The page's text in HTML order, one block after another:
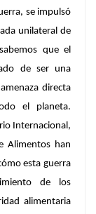
se impulsó
unilateral de
que el
de ser una
directa
el planeta.
Internacional,
Alimentos han
esta guerra
de los
alimentaria